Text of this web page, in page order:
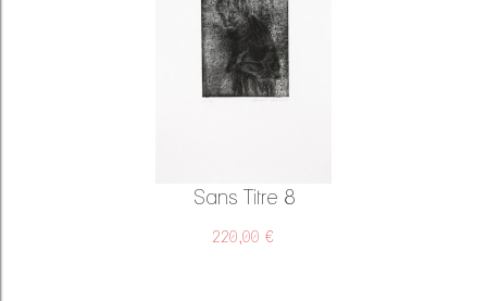
Sans Titre 8
220,00 €